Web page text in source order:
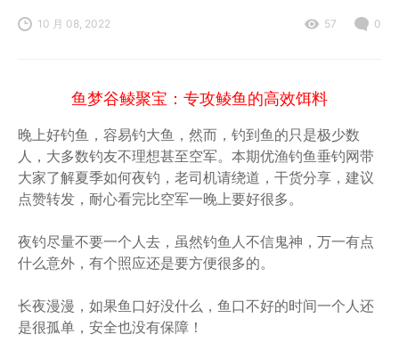
10 月 08, 2022 57 0
鱼梦谷鲮聚宝：专攻鲮鱼的高效饵料
晚上好钓鱼，容易钓大鱼，然而，钓到鱼的只是极少数
人，大多数钓友不理想甚至空军。本期优渔钓鱼垂钓网带
大家了解夏季如何夜钓，老司机请绕道，干货分享，建议
点赞转发，耐心看完比空军一晚上要好很多。
夜钓尽量不要一个人去，虽然钓鱼人不信鬼神，万一有点
什么意外，有个照应还是要方便很多的。
长夜漫漫，如果鱼口好没什么，鱼口不好的时间一个人还
是很孤单，安全也没有保障！